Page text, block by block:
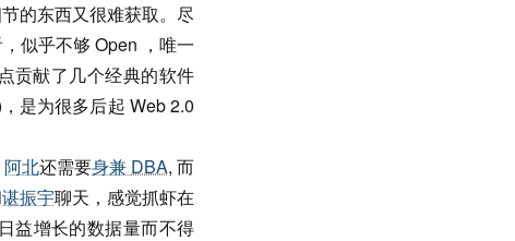
的东西又很难获取。尽
似乎不够 Open ，唯一
贡献了几个经典的软件
是为很多后起 Web 2.0
阿北还需要身兼 DBA, 而
谌振宇聊天，感觉抓虾在
益增长的数据量而不得